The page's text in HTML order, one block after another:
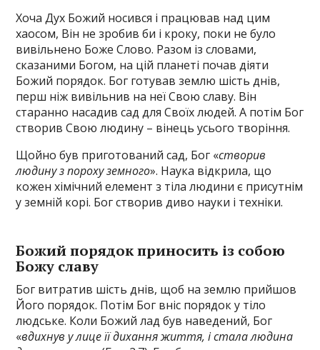
Хоча Дух Божий носився і працював над цим
хаосом, Він не зробив би і кроку, поки не було
вивільнено Боже Слово. Разом із словами,
сказаними Богом, на цій планеті почав діяти
Божий порядок. Бог готував землю шість днів,
перш ніж вивільнив на неї Свою славу. Він
старанно насадив сад для Своїх людей. А потім Бог
створив Свою людину – вінець усього творіння.
Щойно був приготований сад, Бог «створив
людину з пороху земного». Наука відкрила, що
кожен хімічний елемент з тіла людини є присутнім
у земній корі. Бог створив диво науки і техніки.
Божий порядок приносить із собою
Божу славу
Бог витратив шість днів, щоб на землю прийшов
Його порядок. Потім Бог вніс порядок у тіло
людське. Коли Божий лад був наведений, Бог
«вдихнув у лице її дихання життя, і стала людина